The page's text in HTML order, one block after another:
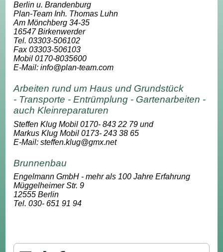
Berlin u. Brandenburg
Plan-Team Inh. Thomas Luhn
Am Mönchberg 34-35
16547 Birkenwerder
Tel. 03303-506102
Fax 03303-506103
Mobil 0170-8035600
E-Mail: info@plan-team.com
Arbeiten rund um Haus und Grundstück
- Transporte - Entrümplung - Gartenarbeiten -
auch Kleinreparaturen
Steffen Klug Mobil 0170- 843 22 79 und
Markus Klug Mobil 0173- 243 38 65
E-Mail: steffen.klug@gmx.net
Brunnenbau
Engelmann GmbH - mehr als 100 Jahre Erfahrung
Müggelheimer Str. 9
12555 Berlin
Tel. 030- 651 91 94